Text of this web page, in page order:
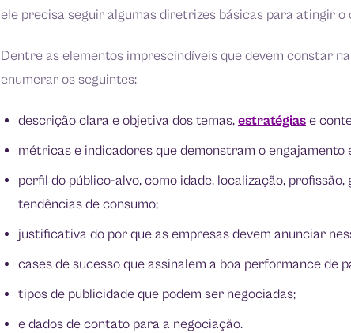
ele precisa seguir algumas diretrizes básicas para atingir o
Dentre as elementos imprescindíveis que devem constar
enumerar os seguintes:
descrição clara e objetiva dos temas, estratégias e
métricas e indicadores que demonstram o engajamento
perfil do público-alvo, como idade, localização,
tendências de consumo;
justificativa do por que as empresas devem anunciar
cases de sucesso que assinalem a boa performance de
tipos de publicidade que podem ser negociadas;
e dados de contato para a negociação.